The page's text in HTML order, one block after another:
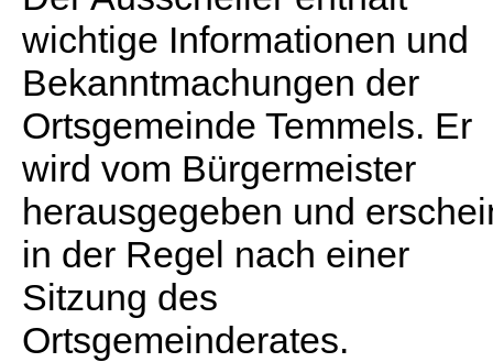
wichtige Informationen und
Bekanntmachungen der
Ortsgemeinde Temmels. Er
wird vom Bürgermeister
herausgegeben und
in der Regel nach einer
Sitzung des
Ortsgemeinderates.